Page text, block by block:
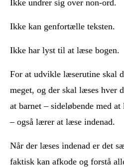
Ikke undrer sig over non-ord.
Ikke kan genfortælle teksten.
Ikke har lyst til at læse bogen.
For at udvikle læserutine skal
meget, og der skal læses hver
at barnet – sideløbende med
– også lærer at læse indenad.
Når der læses indenad er det
faktisk kan afkode og forstå